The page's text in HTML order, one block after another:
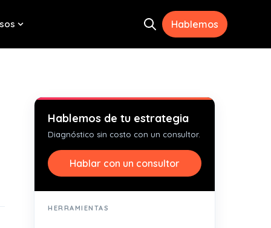
for Herramientas Open search
Hablemos
Hablemos de tu estrategia
Diagnóstico sin costo con un consultor.
Hablar con un consultor
HERRAMIENTAS